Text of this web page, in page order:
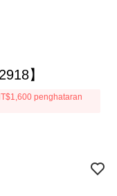
】
penghataran